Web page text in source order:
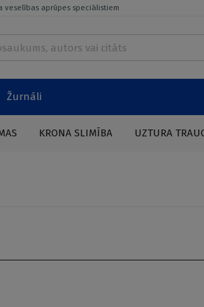
veselības aprūpes speciālistiem
Žurnāli
KRONA SLIMĪBA UZTURA